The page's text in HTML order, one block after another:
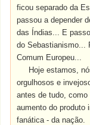
ficou separado da
passou a depender
das Índias... E
do Sebastianismo...
Comum Europeu...
Hoje estamos,
orgulhosos e
antes de tudo,
aumento do produto
fanática - da nação.